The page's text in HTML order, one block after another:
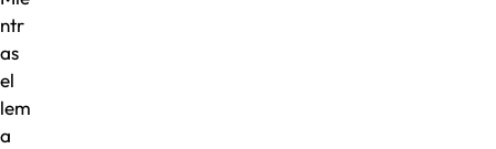
ntr
as
el
lem
a